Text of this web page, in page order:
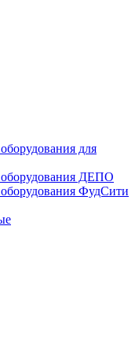
для
оборудования ДЕПО
ФудСити